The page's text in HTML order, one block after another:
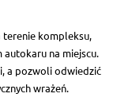
terenie kompleksu,
na miejscu.
a pozwoli odwiedzić
wrażeń.